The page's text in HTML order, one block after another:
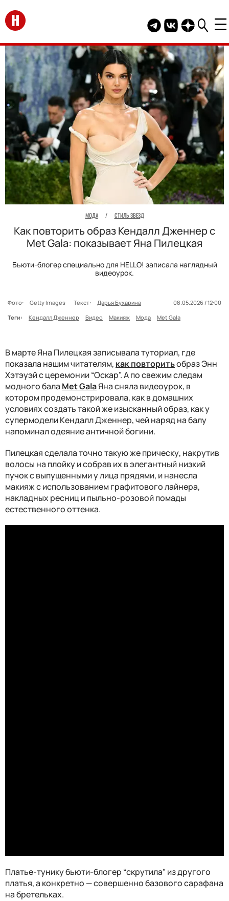
Перейти на главную
Telegram канал
Группа HELLO
Канал
МОДА / СТИЛЬ ЗВЕЗД
Как повторить образ Кендалл Дженнер с
Met Gala: показывает Яна Пилецкая
Бьюти-блогер специально для HELLO! записала наглядный
видеоурок.
Фото: Getty Images Текст: Дарья Бухарина
08.05.2026 / 12:00
Теги:
Кендалл Дженнер Видео Макияж Мода Met Gala
В марте Яна Пилецкая записывала туториал, где
показала нашим читателям, как повторитьобраз Энн
Хэтэуэй с церемонии “Оскар”. А по свежим следам
модного бала Met GalaЯна сняла видеоурок, в
котором продемонстрировала, как в домашних
условиях создать такой же изысканный образ, как у
супермодели Кендалл Дженнер, чей наряд на балу
напоминал одеяние античной богини.
Пилецкая сделала точно такую же прическу, накрутив
волосы на плойку и собрав их в элегантный низкий
пучок с выпущенными у лица прядями, и нанесла
макияж с использованием графитового лайнера,
накладных ресниц и пыльно-розовой помады
естественного оттенка.
Платье-тунику бьюти-блогер “скрутила” из другого
платья, а конкретно — совершенно базового сарафана
на бретельках.